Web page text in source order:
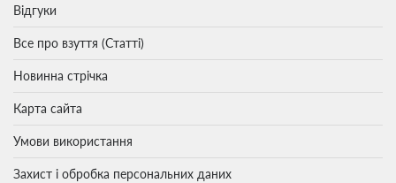
Відгуки
Все про взуття (Статті)
Новинна стрічка
Карта сайта
Умови використання
Захист і обробка персональних даних